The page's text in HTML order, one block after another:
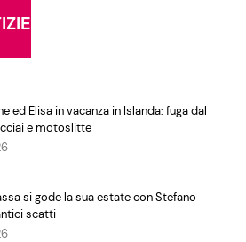
ed Elisa in vacanza in Islanda: fuga dal
e motoslitte
si gode la sua estate con Stefano
scatti